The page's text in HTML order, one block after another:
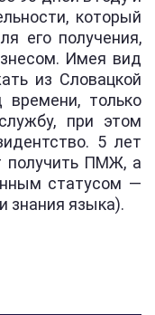
который
его получения,
Имея вид
из Словацкой
времени, только
при этом
5 лет
получить ПМЖ, а
статусом —
знания языка).